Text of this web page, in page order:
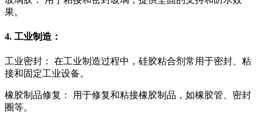
果。
4. 工业制造：
工业密封： 在工业制造过程中，硅胶粘合剂常用于密封、粘
接和固定工业设备。
橡胶制品修复： 用于修复和粘接橡胶制品，如橡胶管、密封
圈等。